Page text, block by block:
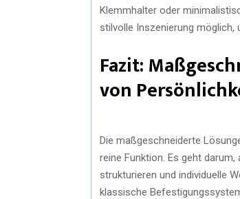
Klemmhalter oder
stilvolle Inszenierung möglich,
Fazit:
von
Die maßgeschneiderte
reine Funktion. Es geht
strukturieren und individuelle
klassische